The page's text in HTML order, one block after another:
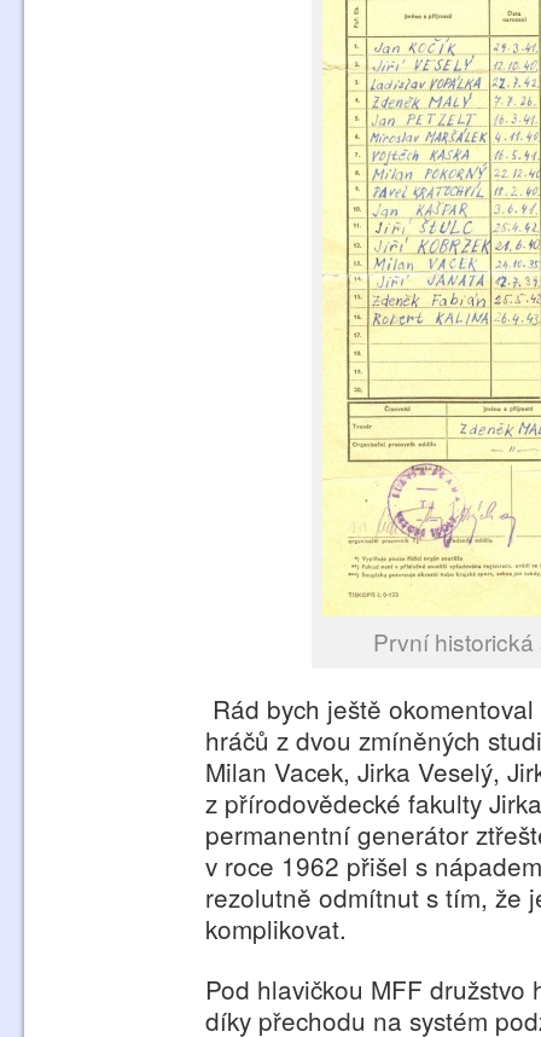
První
Rád bych ještě
hráčů z dvou zmíněných
Milan Vacek, Jirka Veselý,
z přírodovědecké fakulty
permanentní generátor
v roce 1962 přišel s
rezolutně odmítnut s tím, že
komplikovat.
Pod hlavičkou MFF
díky přechodu na systém